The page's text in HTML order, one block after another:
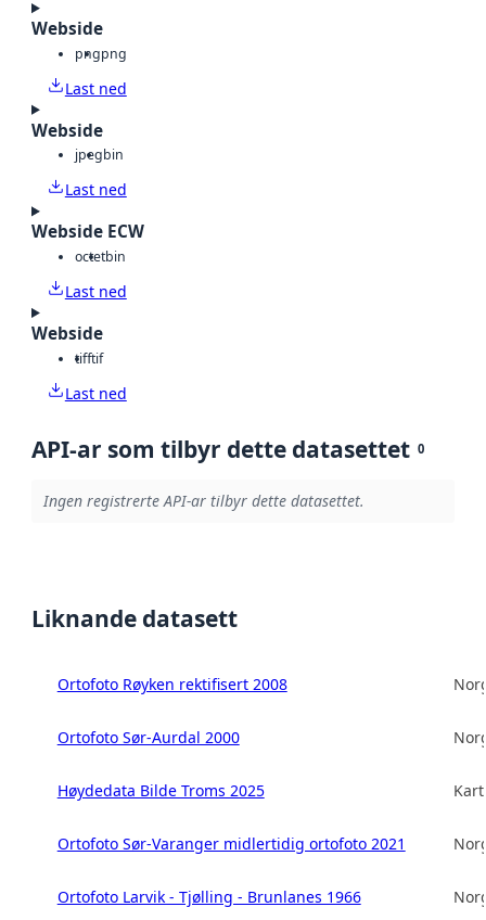
Webside
pngpng
Last ned
Webside
jpegbin
Last ned
Webside ECW
octetbin
Last ned
Webside
tifftif
Last ned
API-ar som tilbyr dette datasettet 0
Ingen registrerte API-ar tilbyr dette datasettet.
Liknande datasett
Ortofoto Røyken rektifisert 2008
Ortofoto Sør-Aurdal 2000
Høydedata Bilde Troms 2025
Ortofoto Sør-Varanger midlertidig ortofoto 2021
Ortofoto Larvik - Tjølling - Brunlanes 1966